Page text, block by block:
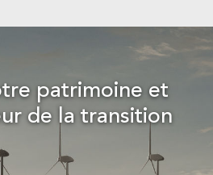
patrimoine et
de la transition